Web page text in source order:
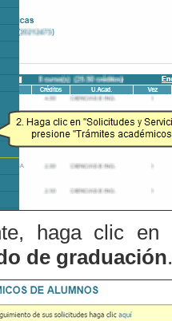
haga clic en
de graduación.